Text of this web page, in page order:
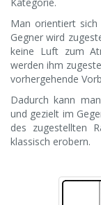
Man orientiert
Gegner wird
keine Luft zum
werden ihm
vorhergehende
Dadurch kann
und gezielt im
des zugestellten
klassisch erobern.